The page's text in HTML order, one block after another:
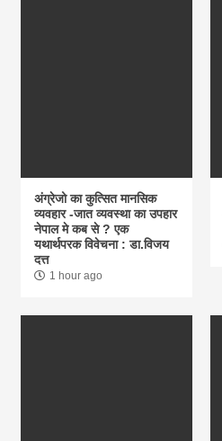
अंग्रेजो का कुत्सित मानसिक
व्यवहार -जात व्यवस्था का उपहार
नेपाल मे कब से ? एक
यथार्थपरक विवेचना : डा.विजय
दत्त
1 hour ago